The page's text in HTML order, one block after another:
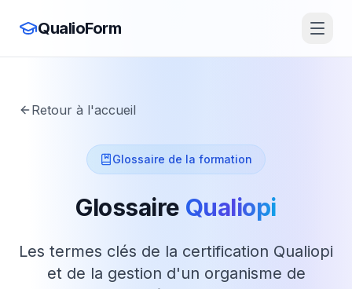
QualioForm
Retour à l'accueil
Glossaire de la formation
Glossaire Qualiopi
Les termes clés de la certification Qualiopi
et de la gestion d'un organisme de